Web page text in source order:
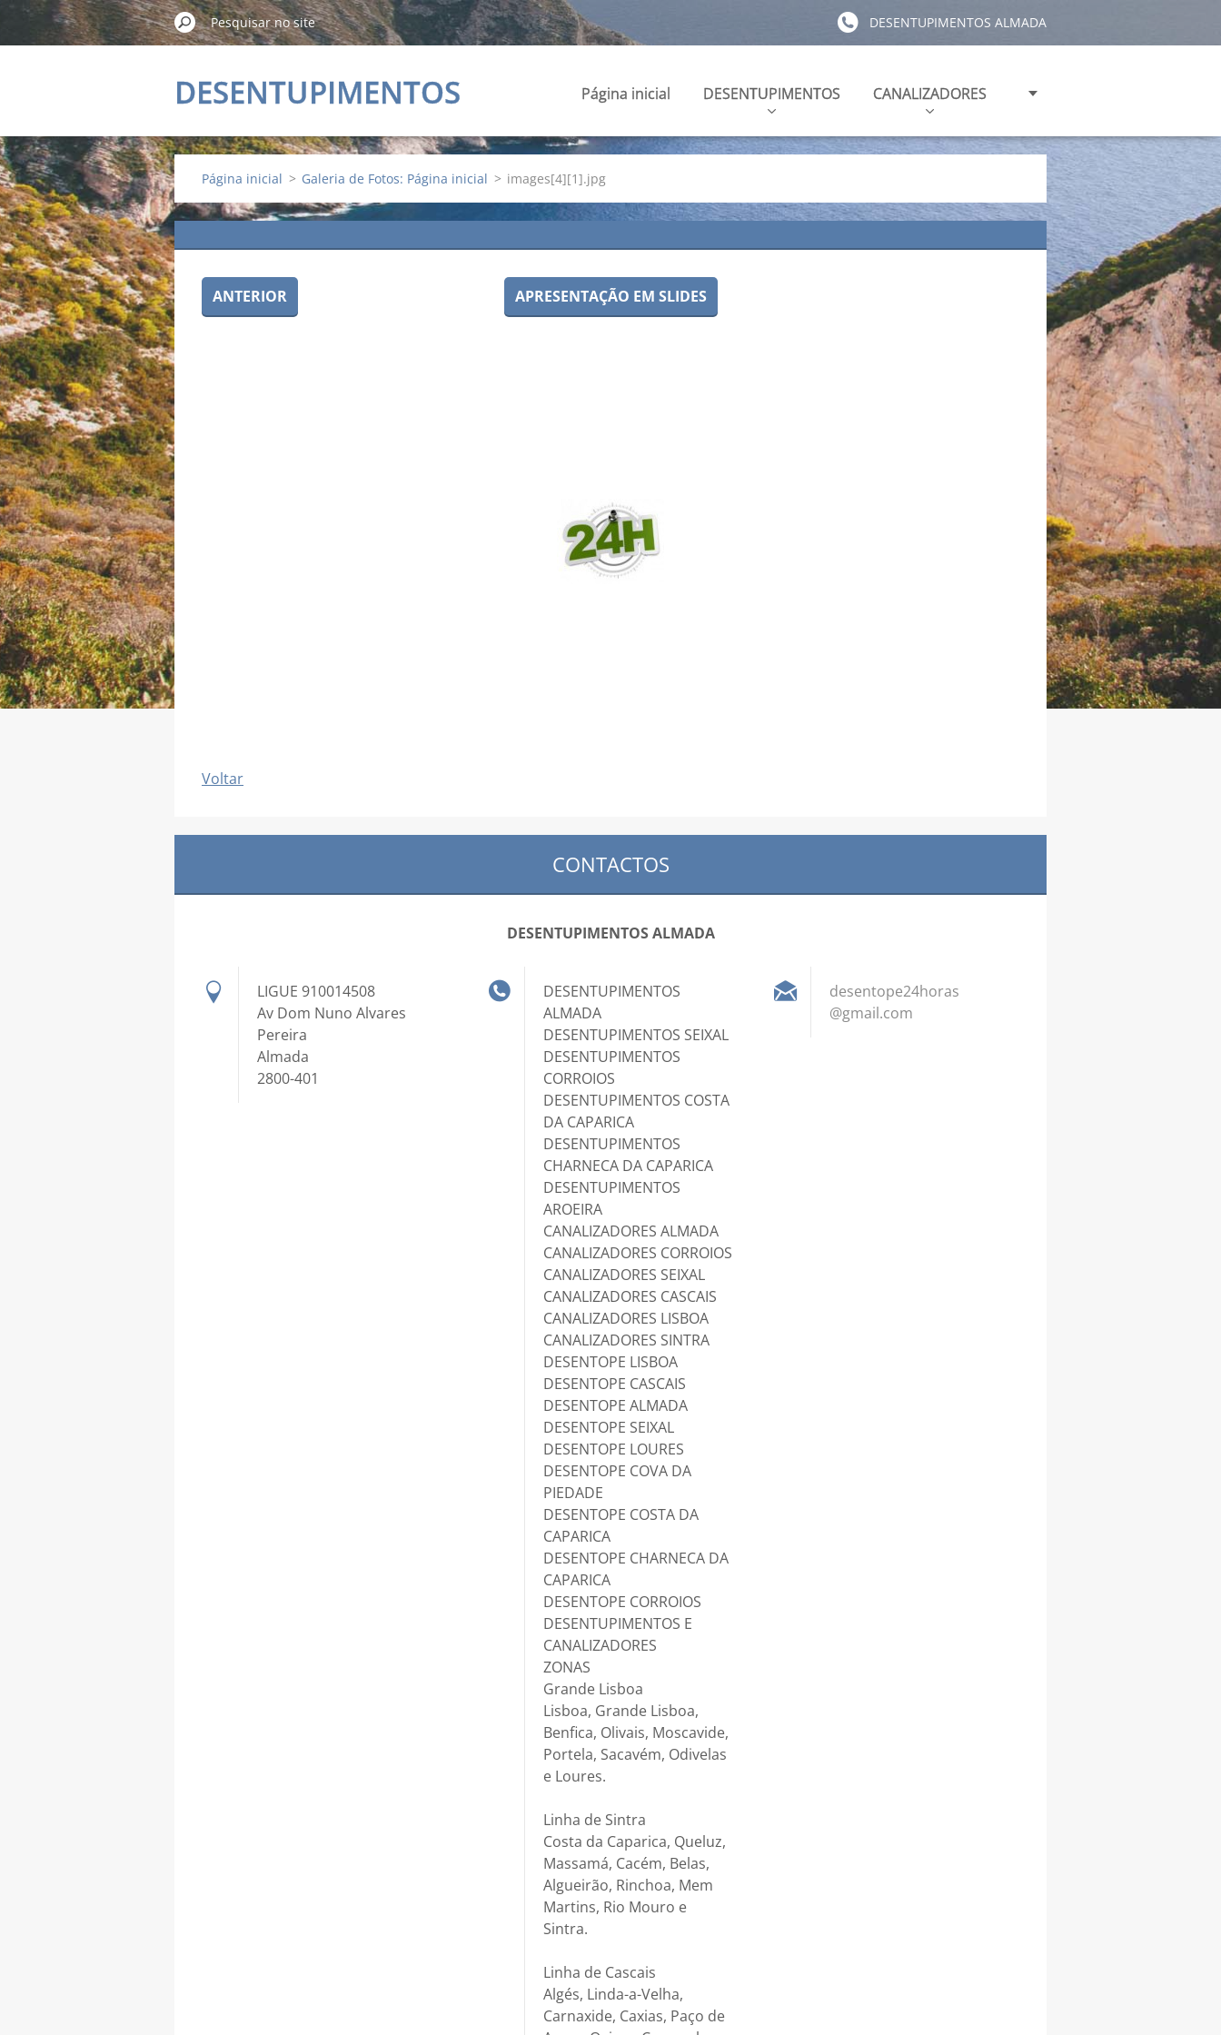
DESENTUPIMENTOS ALMADA
DESENTUPIMENTOS
ALMADA
Página inicial DESENTUPIMENTOS CANALIZADORES
Página inicial > Galeria de Fotos: Página inicial > images[4][1].jpg
ANTERIOR APRESENTAÇÃO EM SLIDES
Voltar
CONTACTOS
DESENTUPIMENTOS ALMADA
LIGUE 910014508
Av Dom Nuno Alvares
Pereira
Almada
2800-401
DESENTUPIMENTOS
ALMADA
DESENTUPIMENTOS SEIXAL
DESENTUPIMENTOS
CORROIOS
DESENTUPIMENTOS COSTA
DA CAPARICA
DESENTUPIMENTOS
CHARNECA DA CAPARICA
DESENTUPIMENTOS
AROEIRA
CANALIZADORES ALMADA
CANALIZADORES CORROIOS
CANALIZADORES SEIXAL
CANALIZADORES CASCAIS
CANALIZADORES LISBOA
CANALIZADORES SINTRA
DESENTOPE LISBOA
DESENTOPE CASCAIS
DESENTOPE ALMADA
DESENTOPE SEIXAL
DESENTOPE LOURES
DESENTOPE COVA DA
PIEDADE
DESENTOPE COSTA DA
CAPARICA
DESENTOPE CHARNECA DA
CAPARICA
DESENTOPE CORROIOS
DESENTUPIMENTOS E
CANALIZADORES
ZONAS
Grande Lisboa
Lisboa, Grande Lisboa,
Benfica, Olivais, Moscavide,
Portela, Sacavém, Odivelas
e Loures.
Linha de Sintra
Costa da Caparica, Queluz,
Massamá, Cacém, Belas,
Algueirão, Rinchoa, Mem
Martins, Rio Mouro e
Sintra.
Linha de Cascais
Algés, Linda-a-Velha,
Carnaxide, Caxias, Paço de
desentope24horas
@gmail.com